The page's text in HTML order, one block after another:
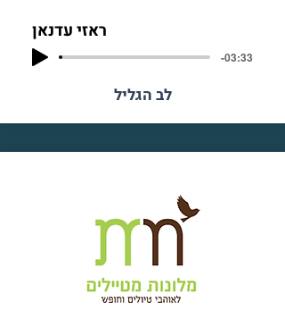
ראזי עדנאן
-03:33
לב הגליל